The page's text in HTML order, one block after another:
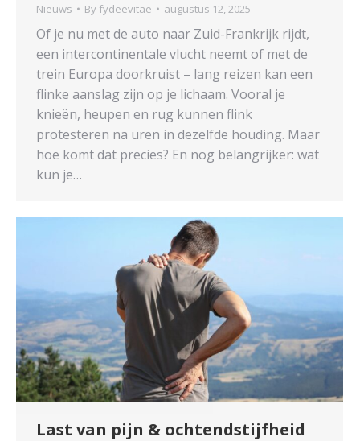
Nieuws By fydeevitae augustus 12, 2025
Of je nu met de auto naar Zuid-Frankrijk rijdt,
een intercontinentale vlucht neemt of met de
trein Europa doorkruist – lang reizen kan een
flinke aanslag zijn op je lichaam. Vooral je
knieën, heupen en rug kunnen flink
protesteren na uren in dezelfde houding. Maar
hoe komt dat precies? En nog belangrijker: wat
kun je…
Last van pijn & ochtendstijfheid